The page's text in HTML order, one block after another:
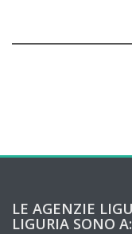
LE AGENZIE
LIGURIA SONO A: